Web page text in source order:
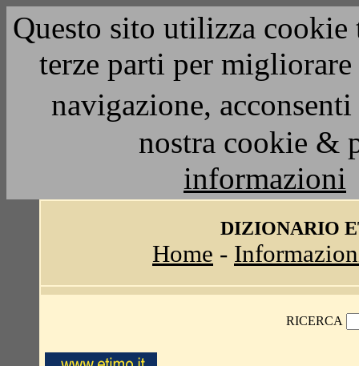
Questo sito utilizza
terze parti per
navigazione,
nostra cookie &
informazioni
DIZIONARIO
Home -
RICERCA